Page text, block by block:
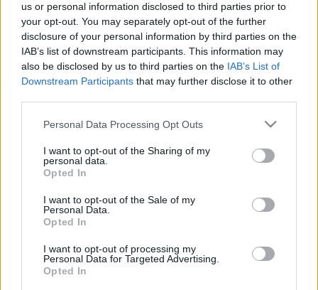
us or personal information disclosed to third parties prior to
your opt-out. You may separately opt-out of the further
disclosure of your personal information by third parties on the
IAB’s list of downstream participants. This information may
also be disclosed by us to third parties on the IAB’s List of
Downstream Participants that may further disclose it to other
Please note that this website/app uses one or more Google
not limited to your visit or usage behaviour. You may click to
grant or deny consent to Google and its third-party tags to
use your data for below specified purposes in below Google
consent section.
Personal Data Processing Opt Outs
I want to opt-out of the Sharing of my
personal data.
Opted In
I want to opt-out of the Sale of my
Personal Data.
Opted In
I want to opt-out of processing my
Personal Data for Targeted Advertising.
Opted In
Designed & Developed by
Home/ Νέα/Άλκηστις Πρωτοψάλτη – Μιχάλης Χατζηγιάννης:
Αναβάλλονται οι συναυλίες τους λόγω κορονοϊού.
Άλκηστις Πρωτοψάλτη – Μιχάλης
Χατζηγιάννης: Αναβάλλονται οι συναυλίες
τους λόγω κορονοϊού.
14/07/2021
Ο Μιχάλης Χατζηγιάννης και η Άλκηστις Πρωτοψάλτη
Όπως ανακοίνωσε ο Μιχάλης Χατζηγιάννης στον λογαριασμό του
στο Facebook, ένας μουσικός της ορχήστρας τους βρέθηκε θετικός